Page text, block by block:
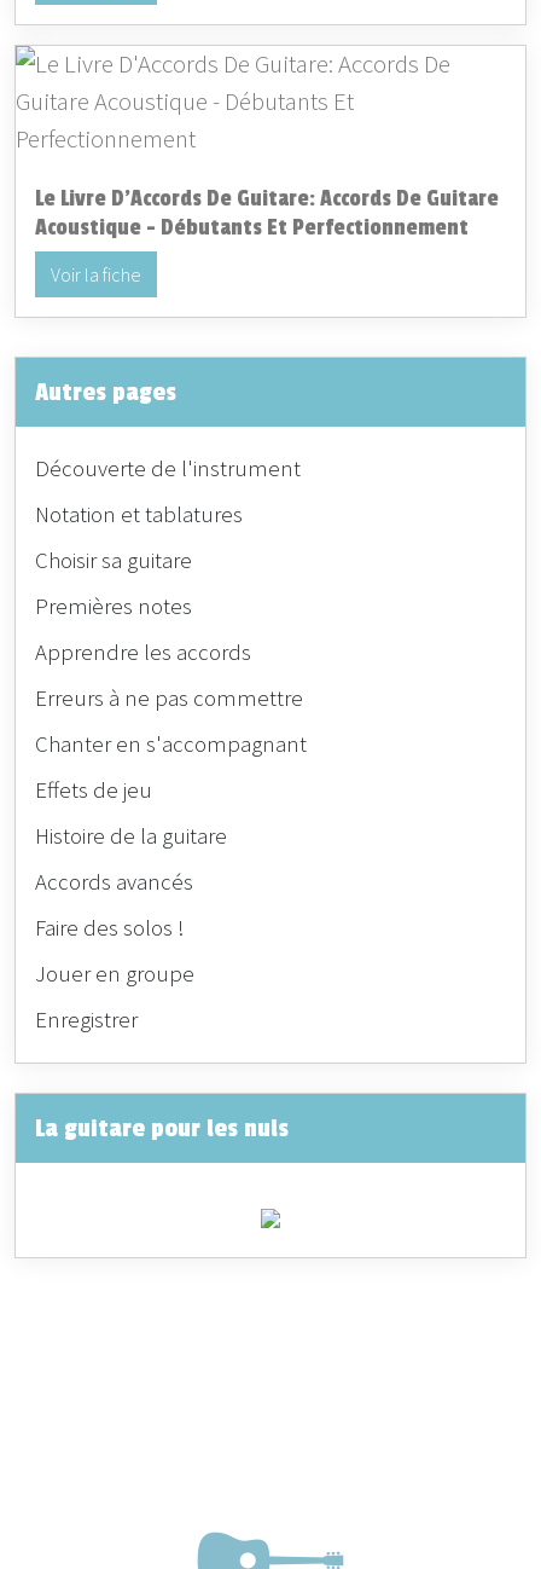
Le Livre D'Accords De Guitare: Accords De Guitare
Acoustique - Débutants Et Perfectionnement
Voir la fiche
Autres pages
Découverte de l'instrument
Notation et tablatures
Choisir sa guitare
Premières notes
Apprendre les accords
Erreurs à ne pas commettre
Chanter en s'accompagnant
Effets de jeu
Histoire de la guitare
Accords avancés
Faire des solos !
Jouer en groupe
Enregistrer
La guitare pour les nuls